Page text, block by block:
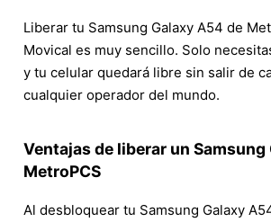
Liberar tu Samsung Galaxy A54 de
Movical es muy sencillo. Solo
y tu celular quedará libre sin salir de
cualquier operador del mundo.
Ventajas de liberar un Samsung
MetroPCS
Al desbloquear tu Samsung Galaxy